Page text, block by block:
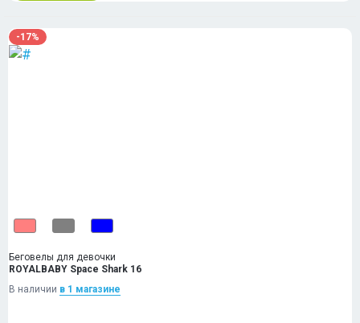
-17%
Беговелы для девочки
ROYALBABY Space Shark 16
В наличии в 1 магазинe